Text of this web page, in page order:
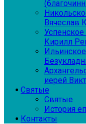
Вячеслав
Кирилл
иерей
Святые
Святые
История
Контакты